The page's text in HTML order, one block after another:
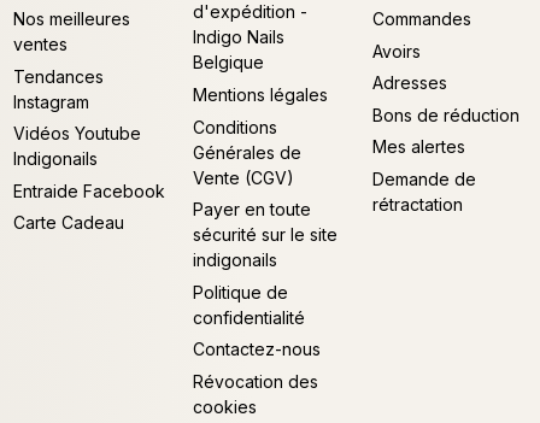
Nos meilleures
ventes
Tendances
Instagram
Vidéos Youtube
Indigonails
Entraide Facebook
Carte Cadeau
d'expédition -
Indigo Nails
Belgique
Mentions légales
Conditions
Générales de
Vente (CGV)
Payer en toute
sécurité sur le site
indigonails
Politique de
confidentialité
Contactez-nous
Révocation des
cookies
Commandes
Avoirs
Adresses
Bons de réduction
Mes alertes
Demande de
rétractation